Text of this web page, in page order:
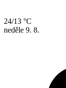
24/13 °C
neděle 9. 8.